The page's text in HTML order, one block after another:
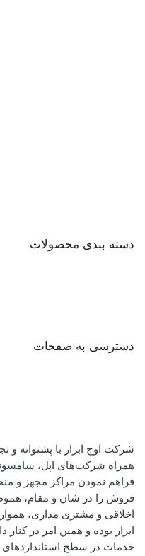
دسته بندی محصولات
دسترسی به صفحات
شرکت اوج ابرار با پشتوانه
همراه شرکت‌های اپل،
فراهم نمودن مراکز مجهز و
فروش را در شان و مقام،
اخلاقی و مشتری مداری،
ابرار بوده و همین امر در
خدمات در سطح استاندارد‌های